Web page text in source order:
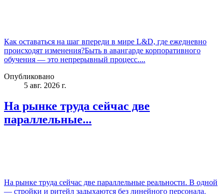
Как оставаться на шаг впереди в мире L&D, где ежедневно
происходят изменения?Быть в авангарде корпоративного
обучения — это непрерывный процесс....
Опубликовано
5 авг. 2026 г.
На рынке труда сейчас две
параллельные...
На рынке труда сейчас две параллельные реальности. В одной
— стройки и ритейл задыхаются без линейного персонала.